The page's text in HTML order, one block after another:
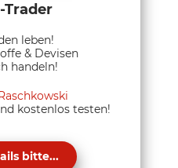
leben!
& Devisen
handeln!
kostenlos testen!
bitte...